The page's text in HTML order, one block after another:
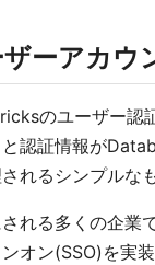
ーアカウ
のユーザー認
認証情報が
れるシンプルな
れる多くの企業
オン(SSO)を実